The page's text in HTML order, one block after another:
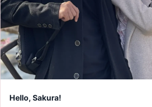
Hello, Sakura!